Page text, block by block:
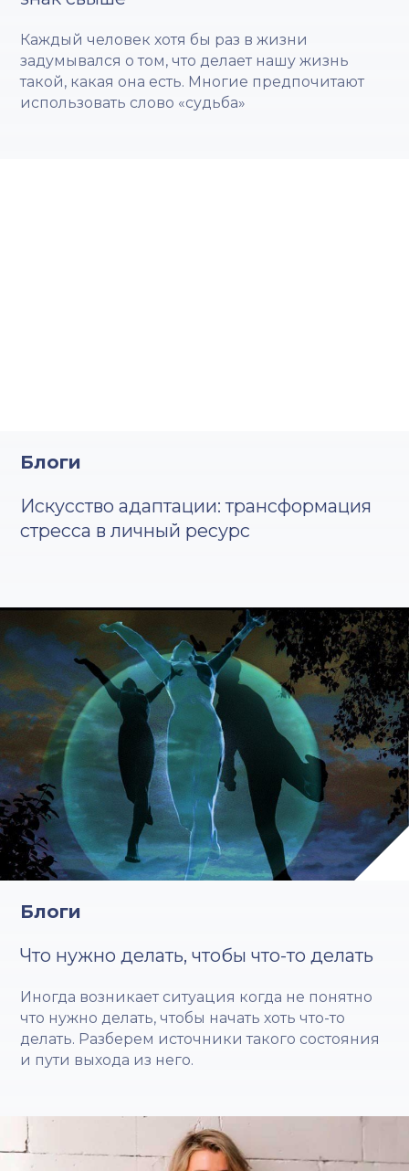
Каждый человек хотя бы раз в жизни
задумывался о том, что делает нашу жизнь
такой, какая она есть. Многие предпочитают
использовать слово «судьба»
Блоги
Искусство адаптации: трансформация
стресса в личный ресурс
Блоги
Что нужно делать, чтобы что-то делать
Иногда возникает ситуация когда не понятно
что нужно делать, чтобы начать хоть что-то
делать. Разберем источники такого состояния
и пути выхода из него.